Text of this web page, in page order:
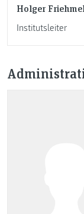
Holger
Institutsleiter